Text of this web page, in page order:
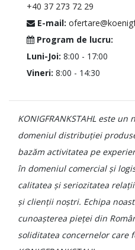
+40 37 273 72 29
E-mail:
Program de lucru:
Luni-Joi: 8:00 - 17:00
Vineri: 8:00 - 14:30
KONIGFRANKSTAHL este
domeniul distribuției
bazăm activitatea pe
în domeniul comercial și
calitatea și seriozitatea
și clienții noștri. Echipa
cunoașterea pieței din
soliditatea concernelor care